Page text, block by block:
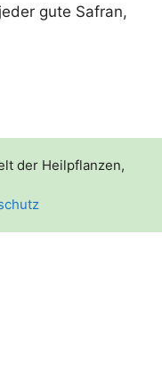
gute Safran,
der Heilpflanzen,